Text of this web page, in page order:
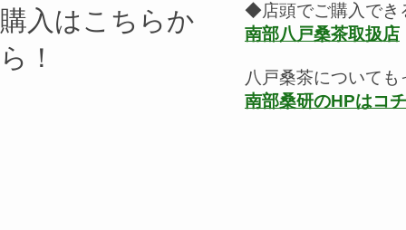
◆店頭でご購入でき
南部八戸桑茶取扱店
八戸桑茶について
南部桑研のHPはコ